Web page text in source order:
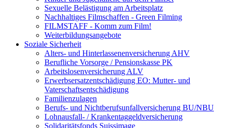
Sexuelle Belästigung am Arbeitsplatz
Nachhaltiges Filmschaffen - Green Filming
FILMSTAFF - Komm zum Film!
Weiterbildungsangebote
Soziale Sicherheit
Alters- und Hinterlassenenversicherung AHV
Berufliche Vorsorge / Pensionskasse PK
Arbeitslosenversicherung ALV
Erwerbsersatzentschädigung EO: Mutter- und
Vaterschaftsentschädigung
Familienzulagen
Berufs- und Nichtberufsunfallversicherung BU/NBU
Lohnausfall- / Krankentaggeldversicherung
Solidaritätsfonds Suissimage